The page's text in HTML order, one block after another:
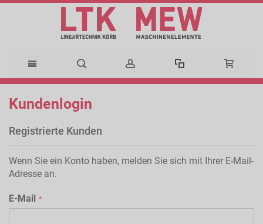
zum
Inhalt
Kundenlogin
Registrierte Kunden
Wenn Sie ein Konto haben, melden Sie sich mit Ihrer E-Mail-
Adresse an.
E-Mail